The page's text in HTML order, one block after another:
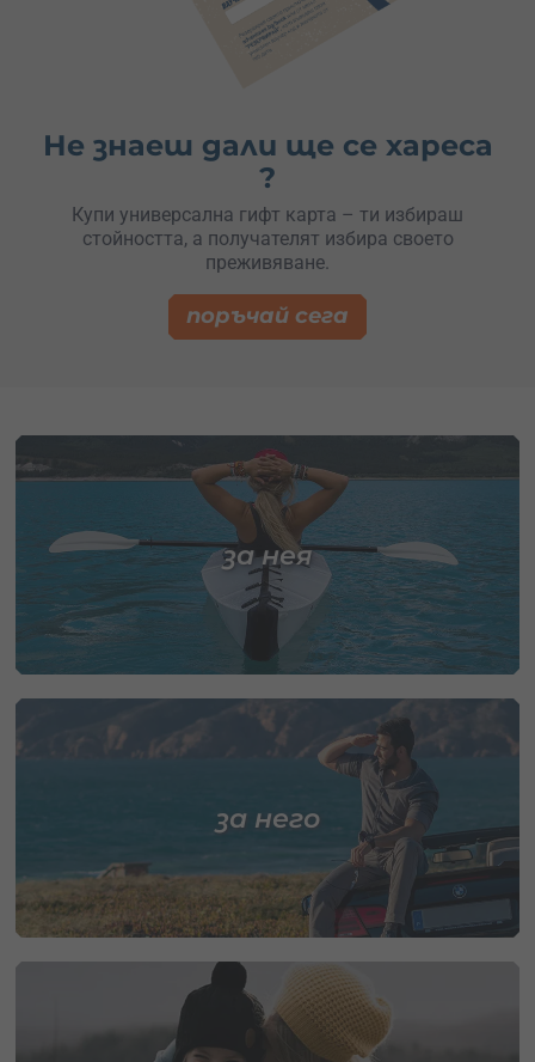
Не знаеш дали ще се хареса
?
Купи универсална гифт карта – ти избираш
стойността, а получателят избира своето
преживяване.
поръчай сега
за нея
за него